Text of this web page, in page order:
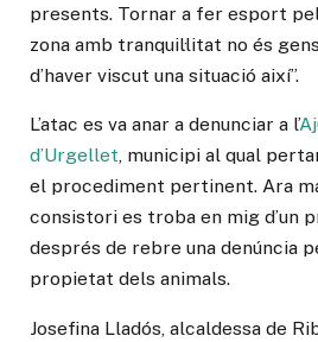
presents. Tornar a fer esport
zona amb tranquil·litat no és
d’haver viscut una situació així”.
L’atac es va anar a denunciar a l’
d’Urgellet, municipi al qual
el procediment pertinent. Ara
consistori es troba en mig d’un
després de rebre una denúncia
propietat dels animals.
Josefina Lladós, alcaldessa de